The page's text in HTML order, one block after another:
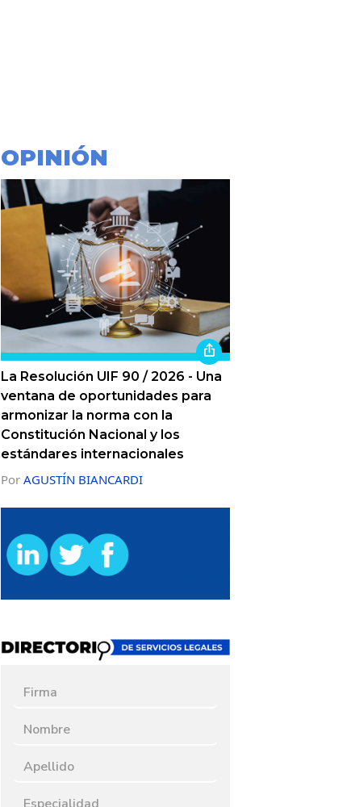
OPINIÓN
La Resolución UIF 90 / 2026 - Una
ventana de oportunidades para
armonizar la norma con la
Constitución Nacional y los
estándares internacionales
Por AGUSTÍN BIANCARDI